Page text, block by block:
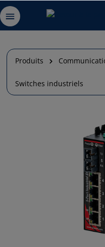
Produits
Switches industriels